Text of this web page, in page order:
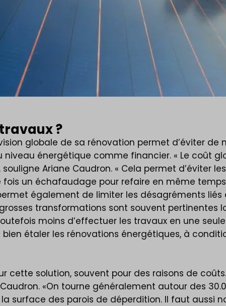
?
globale de sa rénovation permet d’éviter
énergétique comme financier. « Le coût
Ariane Caudron. « Cela permet d’éviter
un échafaudage pour refaire en même
également de limiter les désagréments
transformations sont souvent pertinentes
moins d’effectuer les travaux en une
étaler les rénovations énergétiques, à
solution, souvent pour des raisons de coûts.
«On tourne généralement autour des
surface des parois de déperdition. Il faut aussi